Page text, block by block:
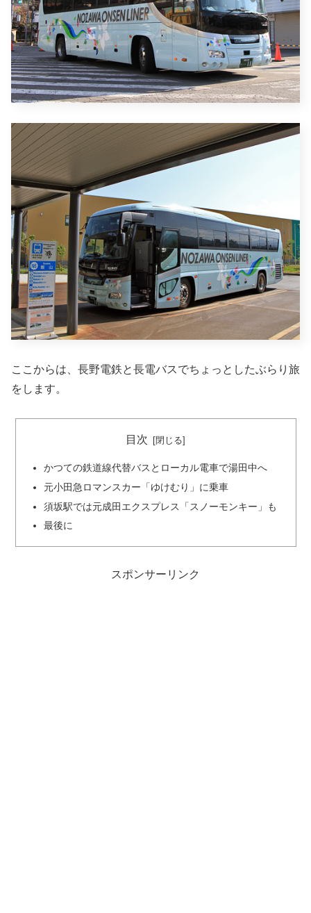
ここからは、長野電鉄と長電バスでちょっとしたぶらり旅
をします。
目次
かつての鉄道線代替バスとローカル電車で湯田中へ
元小田急ロマンスカー「ゆけむり」に乗車
須坂駅では元成田エクスプレス「スノーモンキー」も
最後に
スポンサーリンク